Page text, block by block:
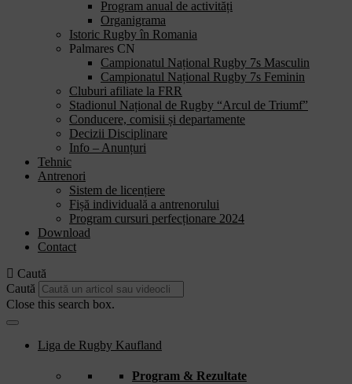
Program anual de activități
Organigrama
Istoric Rugby în Romania
Palmares CN
Campionatul Național Rugby 7s Masculin
Campionatul Național Rugby 7s Feminin
Cluburi afiliate la FRR
Stadionul Național de Rugby “Arcul de Triumf”
Conducere, comisii și departamente
Decizii Disciplinare
Info – Anunțuri
Tehnic
Antrenori
Sistem de licențiere
Fișă individuală a antrenorului
Program cursuri perfecționare 2024
Download
Contact
Caută
Caută
Close this search box.
Liga de Rugby Kaufland
Program & Rezultate